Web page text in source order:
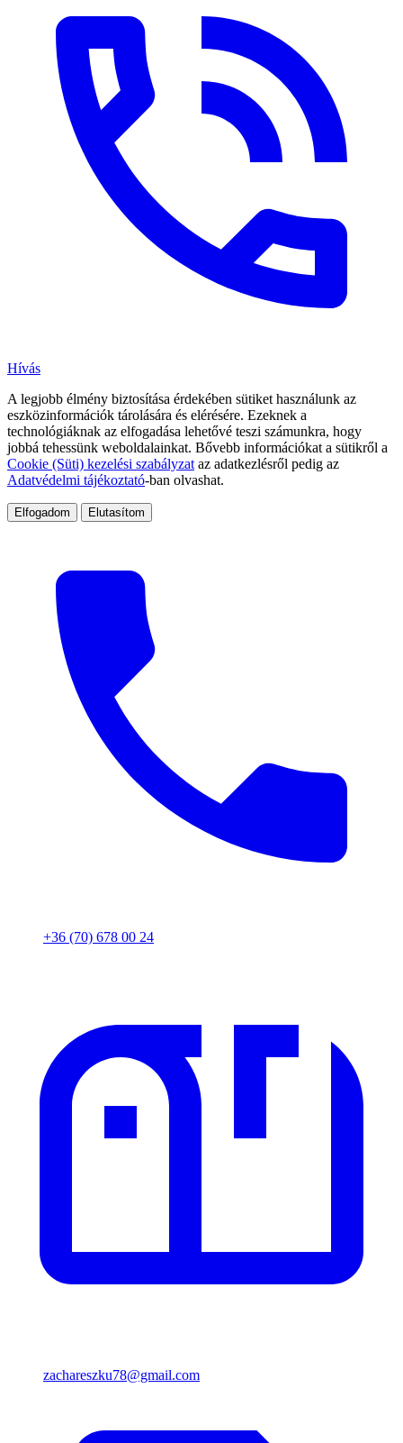
Hívás
A legjobb élmény biztosítása érdekében sütiket használunk az
eszközinformációk tárolására és elérésére. Ezeknek a
technológiáknak az elfogadása lehetővé teszi számunkra, hogy
jobbá tehessünk weboldalainkat. Bővebb információkat a sütikről a
Cookie (Süti) kezelési szabályzat az adatkezlésről pedig az
Adatvédelmi tájékoztató-ban olvashat.
Elfogadom Elutasítom
+36 (70) 678 00 24
zachareszku78@gmail.com